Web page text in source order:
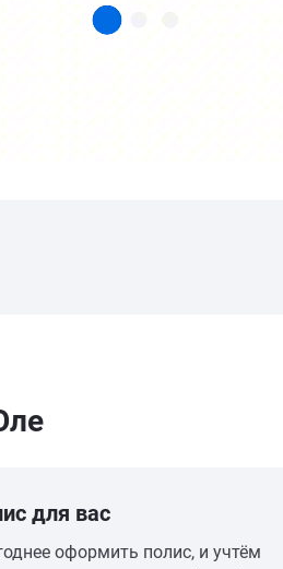
для вас
оформить полис, и учтём